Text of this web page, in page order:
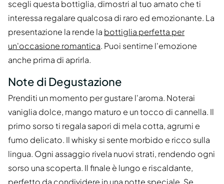
scegli questa bottiglia, dimostri al tuo amato che ti
interessa regalare qualcosa di raro ed emozionante. La
presentazione la rende la bottiglia perfetta per
un'occasione romantica. Puoi sentirne l'emozione
anche prima di aprirla.
Note di Degustazione
Prenditi un momento per gustare l'aroma. Noterai
vaniglia dolce, mango maturo e un tocco di cannella. Il
primo sorso ti regala sapori di mela cotta, agrumi e
fumo delicato. Il whisky si sente morbido e ricco sulla
lingua. Ogni assaggio rivela nuovi strati, rendendo ogni
sorso una scoperta. Il finale è lungo e riscaldante,